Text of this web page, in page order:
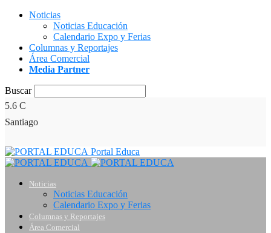
Noticias
Noticias Educación
Calendario Expo y Ferias
Columnas y Reportajes
Área Comercial
Media Partner
Buscar
5.6 C
Santiago
Portal Educa
Noticias
Noticias Educación
Calendario Expo y Ferias
Columnas y Reportajes
Área Comercial